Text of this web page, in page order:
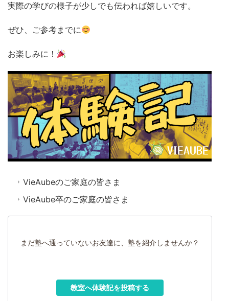
実際の学びの様子が少しでも伝われば嬉しいです。
ぜひ、ご参考までに
お楽しみに！
VieAubeのご家庭の皆さま
VieAube卒のご家庭の皆さま
まだ塾へ通っていないお友達に、塾を紹介しませんか？
教室へ体験記を投稿する